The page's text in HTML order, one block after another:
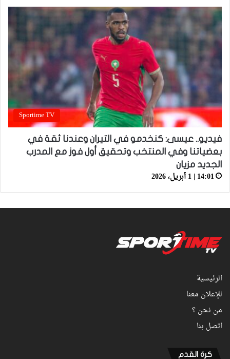
Sportime TV
فيديو.. عيسى: كنخدمو في التيران وعندنا ثقة في
بعضياتنا وفي المنتخب وتحقيق أول فوز مع المدرب
الجديد مزيان
14:01 | 1 أبريل، 2026
الرئيسية
للإعلان معنا
من نحن ؟
اتصل بنا
كرة القدم